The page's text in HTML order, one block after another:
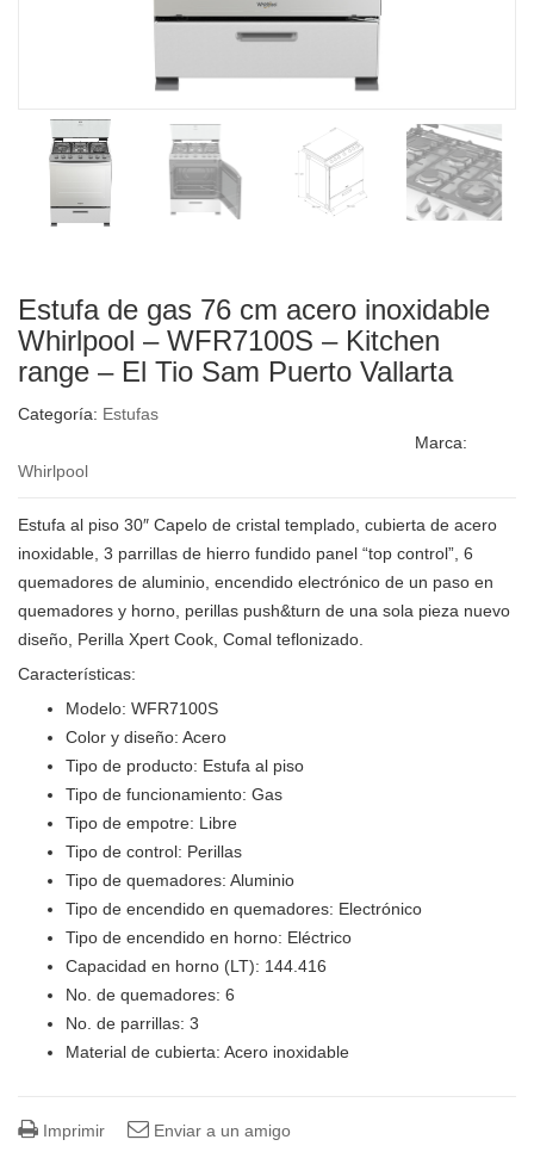
Estufa de gas 76 cm acero inoxidable
Whirlpool – WFR7100S – Kitchen
range – El Tio Sam Puerto Vallarta
Categoría: Estufas
Marca:
Whirlpool
Estufa al piso 30″ Capelo de cristal templado, cubierta de acero
inoxidable, 3 parrillas de hierro fundido panel “top control”, 6
quemadores de aluminio, encendido electrónico de un paso en
quemadores y horno, perillas push&turn de una sola pieza nuevo
diseño, Perilla Xpert Cook, Comal teflonizado.
Características:
Modelo: WFR7100S
Color y diseño: Acero
Tipo de producto: Estufa al piso
Tipo de funcionamiento: Gas
Tipo de empotre: Libre
Tipo de control: Perillas
Tipo de quemadores: Aluminio
Tipo de encendido en quemadores: Electrónico
Tipo de encendido en horno: Eléctrico
Capacidad en horno (LT): 144.416
No. de quemadores: 6
No. de parrillas: 3
Material de cubierta: Acero inoxidable
Imprimir Enviar a un amigo